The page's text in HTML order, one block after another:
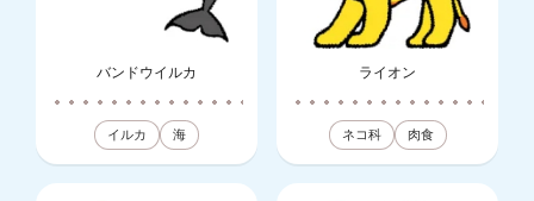
バンドウイルカ
イルカ 海
ライオン
ネコ科 肉食